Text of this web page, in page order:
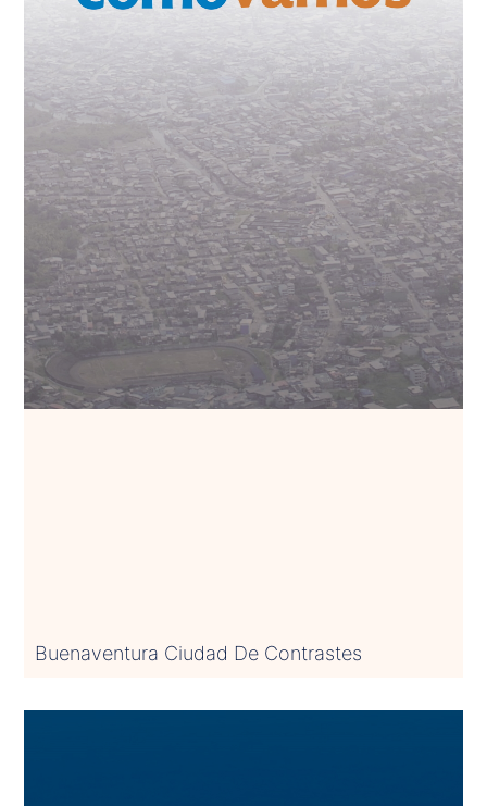
Buenaventura Ciudad De Contrastes